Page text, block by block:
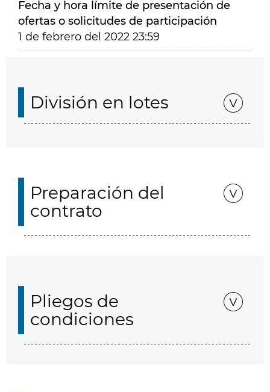
Fecha y hora límite de presentación de
ofertas o solicitudes de participación
1 de febrero del 2022 23:59
División en lotes
Preparación del
contrato
Pliegos de
condiciones